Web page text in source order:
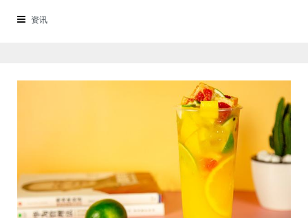
要不就是流行可颂，怎么还会有加盟商去加盟传统烘焙店呢？这您就有所不
资讯